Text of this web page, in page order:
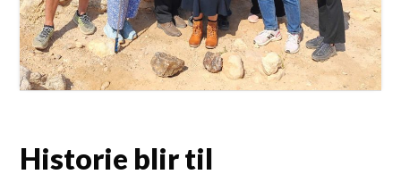
Historie blir til